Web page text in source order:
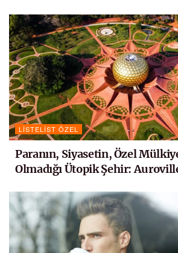
LISTELIST ÖZEL
Paranın, Siyasetin, Özel
Olmadığı Ütopik Şehir: